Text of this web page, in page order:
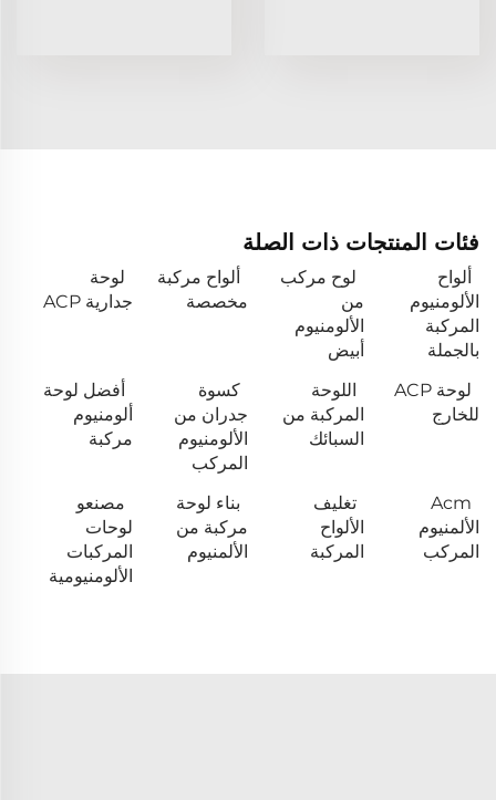
فئات المنتجات ذات الصلة
ألواح
الألومنيوم
المركبة
بالجملة
لوح مركب
من
الألومنيوم
أبيض
ألواح مركبة
مخصصة
لوحة
جدارية ACP
لوحة ACP
للخارج
اللوحة
المركبة من
السبائك
كسوة
جدران من
الألومنيوم
المركب
أفضل لوحة
ألومنيوم
مركبة
Acm
الألمنيوم
المركب
تغليف
الألواح
المركبة
بناء لوحة
مركبة من
الألمنيوم
مصنعو
لوحات
المركبات
الألومنيومية